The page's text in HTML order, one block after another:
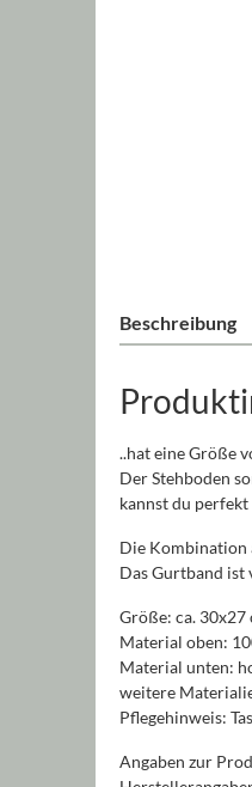
Beschreibung
..hat eine Größe
Der Stehboden
kannst du
Die Kombination
Das Gurtband ist
Größe: ca. 30x27
Material oben:
Material unten:
weitere
Pflegehinweis:
Angaben zur